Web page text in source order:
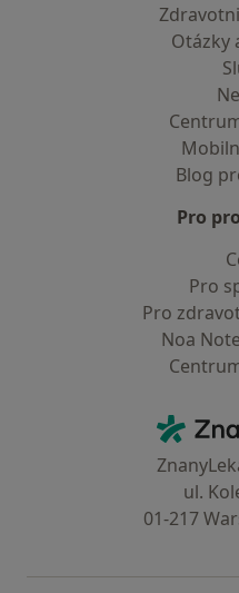
Otázky
Blog
Pro
Pro
Pro
Noa
ul.
01-217